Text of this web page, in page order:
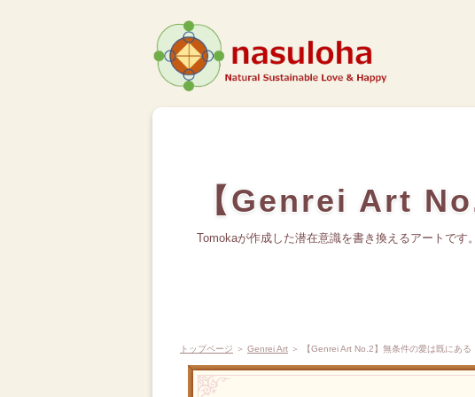
【Genrei Art
Tomokaが作成した潜在意識を書き換えるアートです。
トップページ ＞ Genrei Art ＞ 【Genrei Art No.2】無条件の愛は既にある